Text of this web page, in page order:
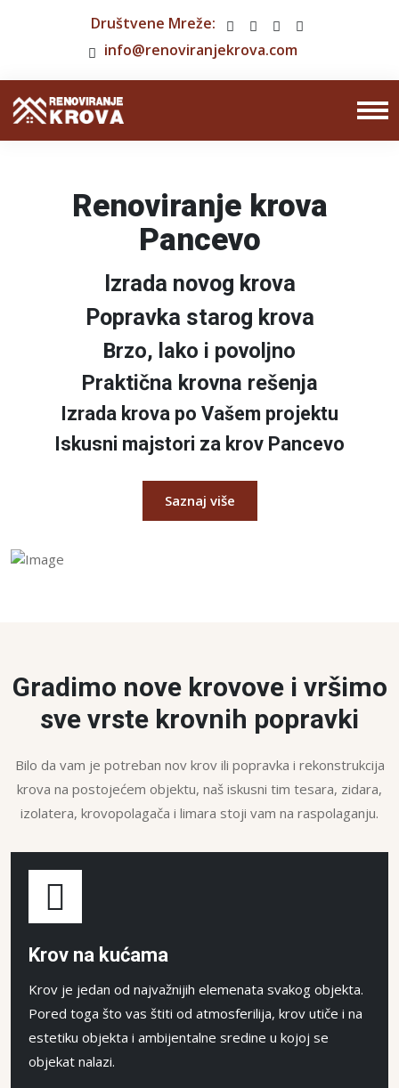
Društvene Mreže:
info@renoviranjekrova.com
Renoviranje krova
Pancevo
Izrada novog krova
Popravka starog krova
Brzo, lako i povoljno
Praktična krovna rešenja
Izrada krova po Vašem projektu
Iskusni majstori za krov Pancevo
Saznaj više
Gradimo nove krovove i vršimo
sve vrste krovnih popravki
Bilo da vam je potreban nov krov ili popravka i rekonstrukcija
krova na postojećem objektu, naš iskusni tim tesara, zidara,
izolatera, krovopolagača i limara stoji vam na raspolaganju.
Krov na kućama
Krov je jedan od najvažnijih elemenata svakog objekta.
Pored toga što vas štiti od atmosferilija, krov utiče i na
estetiku objekta i ambijentalne sredine u kojoj se
objekat nalazi.